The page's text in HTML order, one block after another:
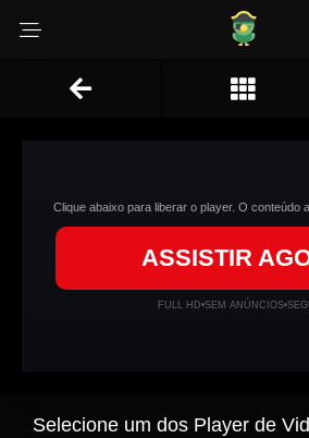
Clique abaixo para liberar o player. O conteúdo
ASSISTIR
FULL HD•SEM ANÚNCIOS•
Selecione um dos Player de